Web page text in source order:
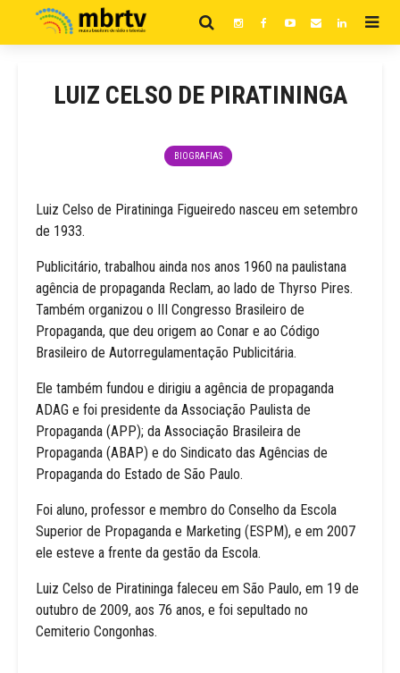
LUIZ CELSO DE PIRATININGA
BIOGRAFIAS
Luiz Celso de Piratininga Figueiredo nasceu em setembro
de 1933.
Publicitário, trabalhou ainda nos anos 1960 na paulistana
agência de propaganda Reclam, ao lado de Thyrso Pires.
Também organizou o III Congresso Brasileiro de
Propaganda, que deu origem ao Conar e ao Código
Brasileiro de Autorregulamentação Publicitária.
Ele também fundou e dirigiu a agência de propaganda
ADAG e foi presidente da Associação Paulista de
Propaganda (APP); da Associação Brasileira de
Propaganda (ABAP) e do Sindicato das Agências de
Propaganda do Estado de São Paulo.
Foi aluno, professor e membro do Conselho da Escola
Superior de Propaganda e Marketing (ESPM), e em 2007
ele esteve a frente da gestão da Escola.
Luiz Celso de Piratininga faleceu em São Paulo, em 19 de
outubro de 2009, aos 76 anos, e foi sepultado no
Cemiterio Congonhas.